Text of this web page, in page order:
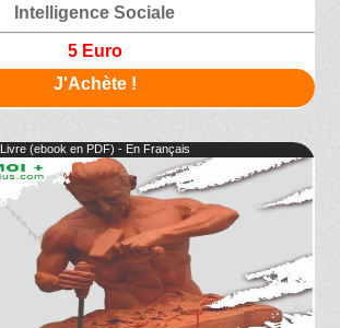
Intelligence Sociale
5 Euro
J'Achète !
Livre (ebook en PDF) - En Français